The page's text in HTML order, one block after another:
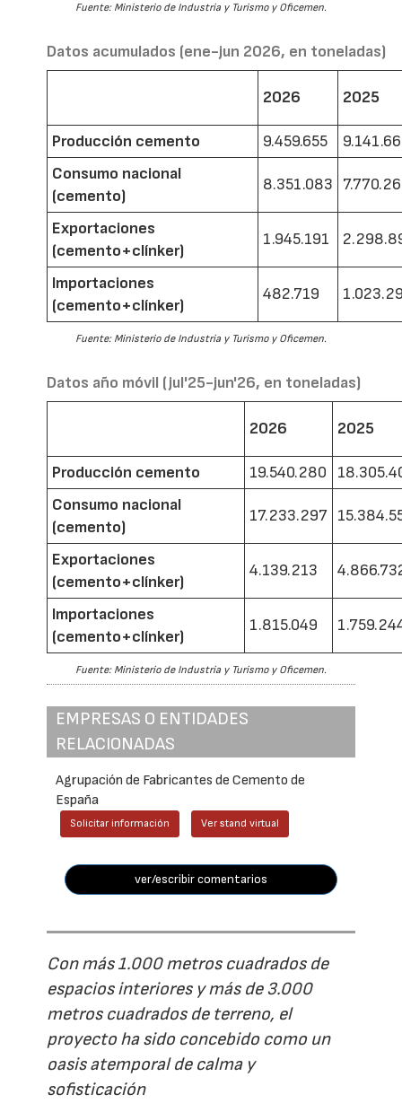
Fuente: Ministerio de Industria y Turismo y Oficemen.
Datos acumulados (ene-jun 2026, en toneladas)
2026 2025
Producción cemento 9.459.655
Consumo nacional
(cemento)
8.351.083
Exportaciones
(cemento+clínker)
1.945.191
Importaciones
(cemento+clínker)
482.719
Fuente: Ministerio de Industria y Turismo y Oficemen.
Datos año móvil (jul'25-jun'26, en toneladas)
2026 2025
Producción cemento 19.540.280
Consumo nacional
(cemento)
17.233.297
Exportaciones
(cemento+clínker)
4.139.213
Importaciones
(cemento+clínker)
1.815.049
Fuente: Ministerio de Industria y Turismo y Oficemen.
EMPRESAS O ENTIDADES
RELACIONADAS
Agrupación de Fabricantes de Cemento de
España
Solicitar información Ver stand virtual
ver/escribir comentarios
Con más 1.000 metros cuadrados de
espacios interiores y más de 3.000
metros cuadrados de terreno, el
proyecto ha sido concebido como un
oasis atemporal de calma y
sofisticación